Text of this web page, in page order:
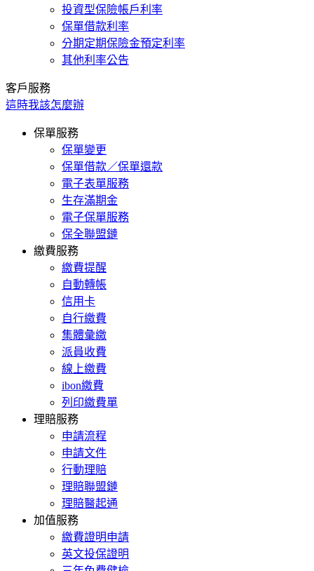
投資型保險帳戶利率
保單借款利率
分期定期保險金預定利率
其他利率公告
客戶服務
這時我該怎麼辦
保單服務
保單變更
保單借款／保單還款
電子表單服務
生存滿期金
電子保單服務
保全聯盟鏈
繳費服務
繳費提醒
自動轉帳
信用卡
自行繳費
集體彙繳
派員收費
線上繳費
ibon繳費
列印繳費單
理賠服務
申請流程
申請文件
行動理賠
理賠聯盟鏈
理賠醫起通
加值服務
繳費證明申請
英文投保證明